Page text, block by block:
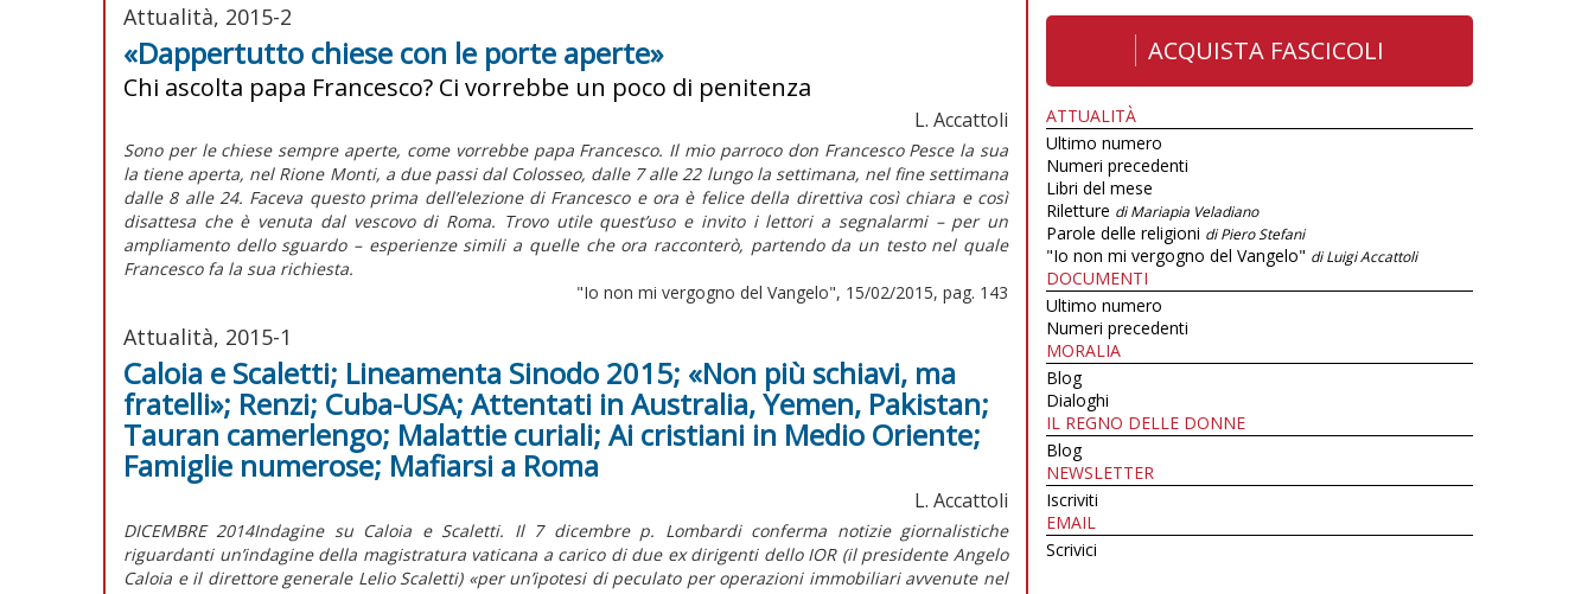
Attualità, 2015-2
«Dappertutto chiese con le porte aperte»
Chi ascolta papa Francesco? Ci vorrebbe un poco di penitenza
L. Accattoli
Sono per le chiese sempre aperte, come vorrebbe papa Francesco. Il mio parroco don Francesco Pesce la sua
la tiene aperta, nel Rione Monti, a due passi dal Colosseo, dalle 7 alle 22 lungo la settimana, nel fine settimana
dalle 8 alle 24. Faceva questo prima dell’elezione di Francesco e ora è felice della direttiva così chiara e così
disattesa che è venuta dal vescovo di Roma. Trovo utile quest’uso e invito i lettori a segnalarmi – per un
ampliamento dello sguardo – esperienze simili a quelle che ora racconterò, partendo da un testo nel quale
Francesco fa la sua richiesta.
"Io non mi vergogno del Vangelo", 15/02/2015, pag. 143
Attualità, 2015-1
Caloia e Scaletti; Lineamenta Sinodo 2015; «Non più schiavi, ma
fratelli»; Renzi; Cuba-USA; Attentati in Australia, Yemen, Pakistan;
Tauran camerlengo; Malattie curiali; Ai cristiani in Medio Oriente;
Famiglie numerose; Mafiarsi a Roma
L. Accattoli
DICEMBRE 2014Indagine su Caloia e Scaletti. Il 7 dicembre p. Lombardi conferma notizie giornalistiche
riguardanti un’indagine della magistratura vaticana a carico di due ex dirigenti dello IOR (il presidente Angelo
Caloia e il direttore generale Lelio Scaletti) «per un’ipotesi di peculato per operazioni immobiliari avvenute nel
ACQUISTA FASCICOLI
ATTUALITÀ
Ultimo numero
Numeri precedenti
Libri del mese
Riletture di Mariapia Veladiano
Parole delle religioni di Piero Stefani
"Io non mi vergogno del Vangelo" di Luigi Accattoli
DOCUMENTI
Ultimo numero
Numeri precedenti
MORALIA
Blog
Dialoghi
IL REGNO DELLE DONNE
Blog
NEWSLETTER
Iscriviti
EMAIL
Scrivici